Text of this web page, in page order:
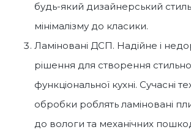
будь-який дизайнерський стиль
мінімалізму до класики.
Ламіновані ДСП. Надійне і
рішення для створення
функціональної кухні. Сучасні
обробки роблять ламіновані
до вологи та механічних